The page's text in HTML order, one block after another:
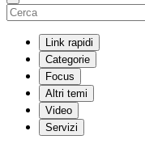
Link rapidi
Categorie
Focus
Altri temi
Video
Servizi